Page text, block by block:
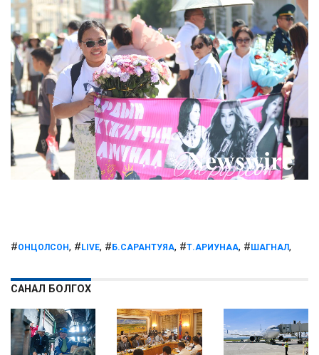
#ОНЦОЛСОН, # LIVE, # Б.САРАНТУЯА, #Т.АРИУНАА, # ШАГНАЛ,
САНАЛ БОЛГОХ